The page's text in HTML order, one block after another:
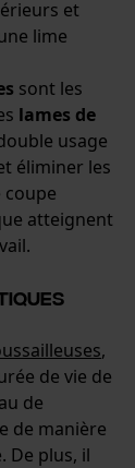
et
lime
sont les
lames de
usage
éliminer les
coupe
atteignent
,
de vie de
de
de manière
De plus, il